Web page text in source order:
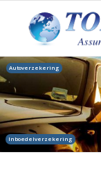
Inboedelverzekering
Autoverzekering